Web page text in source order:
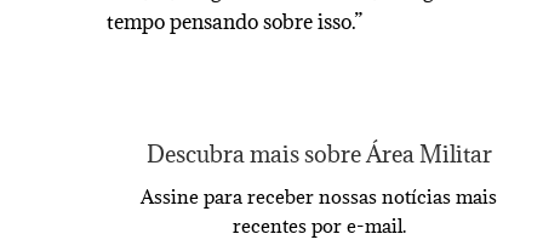
tempo pensando sobre isso.”
Descubra mais sobre Área Militar
Assine para receber nossas notícias mais
recentes por e-mail.